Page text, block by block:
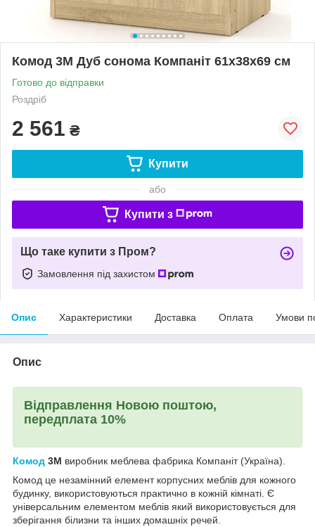
Комод 3М Дуб сонома Компаніт 61х38х69 см
Готово до відправки
Роздріб
2 561 ₴
Купити
або
Купити з
Що таке купити з Пром?
Замовлення під захистом
Опис Характеристики Доставка Оплата Умови
Опис
Відправлення Новою поштою,
передплата 10%
Комод 3М виробник меблева фабрика Компаніт (Україна).
Комод це незамінний елемент корпусних меблів для кожного
будинку, використовуються практично в кожній кімнаті. Є
універсальним елементом меблів який використовується для
зберігання білизни та інших домашніх речей.